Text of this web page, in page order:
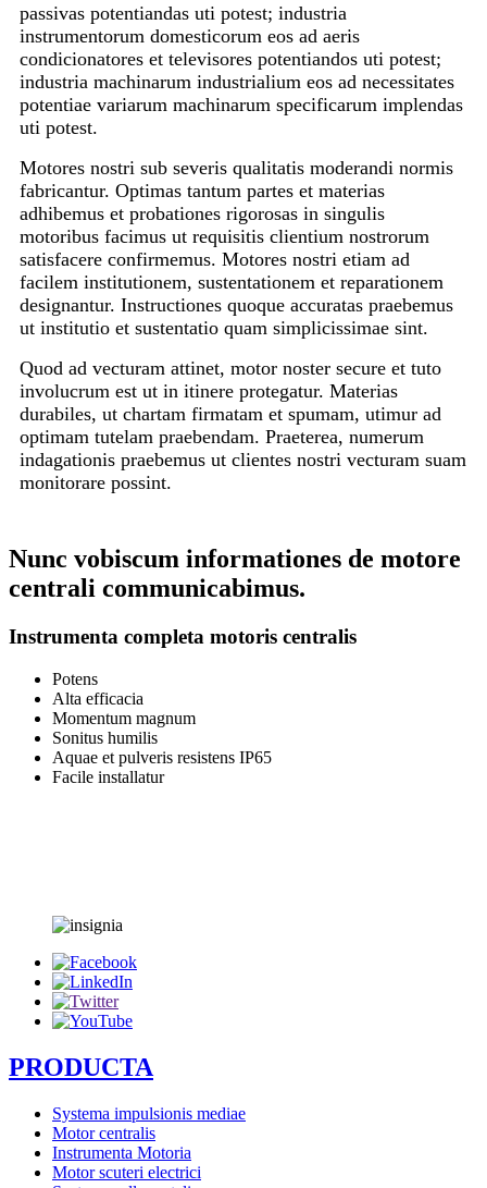
passivas potentiandas uti potest; industria
instrumentorum domesticorum eos ad aeris
condicionatores et televisores potentiandos uti potest;
industria machinarum industrialium eos ad necessitates
potentiae variarum machinarum specificarum implendas
uti potest.
Motores nostri sub severis qualitatis moderandi normis
fabricantur. Optimas tantum partes et materias
adhibemus et probationes rigorosas in singulis
motoribus facimus ut requisitis clientium nostrorum
satisfacere confirmemus. Motores nostri etiam ad
facilem institutionem, sustentationem et reparationem
designantur. Instructiones quoque accuratas praebemus
ut institutio et sustentatio quam simplicissimae sint.
Quod ad vecturam attinet, motor noster secure et tuto
involucrum est ut in itinere protegatur. Materias
durabiles, ut chartam firmatam et spumam, utimur ad
optimam tutelam praebendam. Praeterea, numerum
indagationis praebemus ut clientes nostri vecturam suam
monitorare possint.
Nunc vobiscum informationes de motore
centrali communicabimus.
Instrumenta completa motoris centralis
Potens
Alta efficacia
Momentum magnum
Sonitus humilis
Aquae et pulveris resistens IP65
Facile installatur
PRODUCTA
Systema impulsionis mediae
Motor centralis
Instrumenta Motoria
Motor scuteri electrici